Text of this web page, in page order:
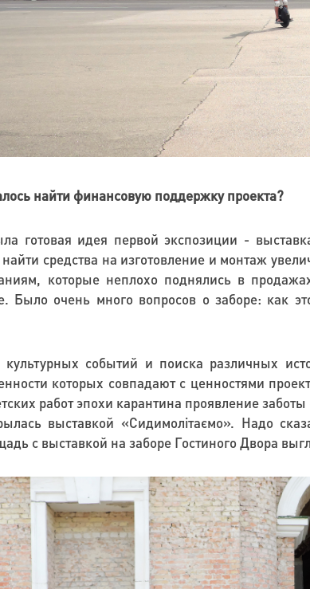
найти финансовую поддержку проекта?
готовая идея первой экспозиции -
найти средства на изготовление и монтаж
которые неплохо поднялись в
Было очень много вопросов о заборе: как
событий и поиска различных
которых совпадают с ценностями
работ эпохи карантина проявление
выставкой «Сидимолітаємо». Надо
с выставкой на заборе Гостиного Двора